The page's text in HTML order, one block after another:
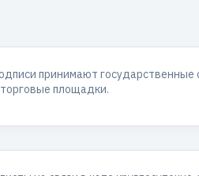
принимают государственные
площадки.